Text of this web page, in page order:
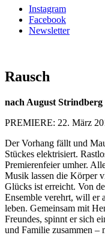
Instagram
Facebook
Newsletter
Rausch
nach August Strindberg
PREMIERE: 22. März
Der Vorhang fällt und
Stückes elektrisiert.
Premierenfeier umher.
Musik lassen die Körper
Glücks ist erreicht. Von
Ensemble verehrt, will er
leben. Gemeinsam mit
Freundes, spinnt er sich
und Familie zusammen –